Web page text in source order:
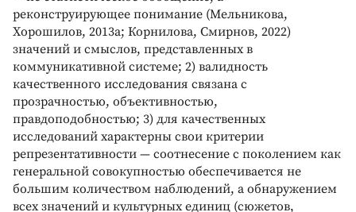
реконструирующее понимание (Мельникова,
Хорошилов, 2013а; Корнилова, Смирнов, 2022)
значений и смыслов, представленных в
коммуникативной системе; 2) валидность
качественного исследования связана с
прозрачностью, объективностью,
правдоподобностью; 3) для качественных
исследований характерны свои критерии
репрезентативности — соотнесение с поколением как
генеральной совокупностью обеспечивается не
большим количеством наблюдений, а обнаружением
всех значений и культурных единиц (сюжетов,